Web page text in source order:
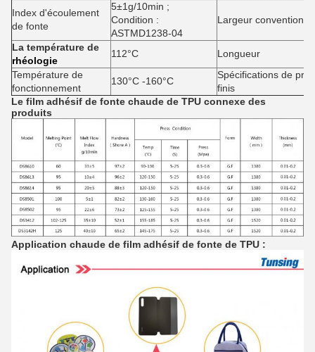
Index d'écoulement
de fonte
5±1g/10min ;
Condition :
ASTMD1238-04
Largeur
La température de
rhéologie
112°C
Longueur
Température de
fonctionnement
130°C -160°C
Spécifications de
finis
Le film adhésif de fonte chaude de TPU connexe des
produits
Application chaude de film adhésif de fonte de TPU :